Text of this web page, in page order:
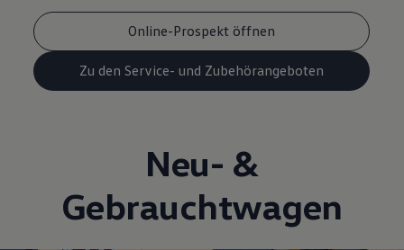
Online-Prospekt öffnen
Zu den Service- und Zubehörangeboten
Neu- &
Gebrauchtwagen